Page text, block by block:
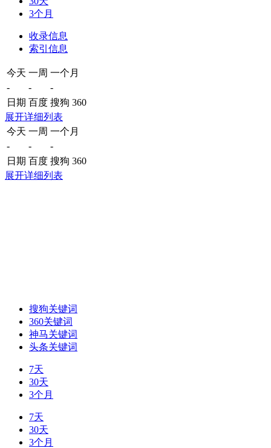
3个月
收录信息
索引信息
今天 一周 一个月
-
-
-
日期 百度 搜狗 360
展开详细列表
今天 一周 一个月
-
-
-
日期 百度 搜狗 360
展开详细列表
搜狗关键词
360关键词
神马关键词
头条关键词
7天
30天
3个月
7天
30天
3个月